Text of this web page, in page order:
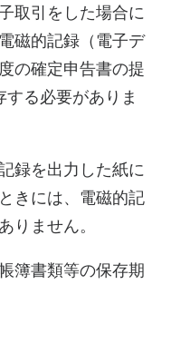
取引をした場合に
磁的記録（電子デ
の確定申告書の提
る必要がありま
録を出力した紙に
きには、電磁的記
りません。
書類等の保存期